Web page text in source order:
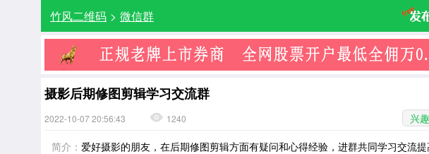
竹风二维码 > 微信群
摄影后期修图剪辑学习交流群
2022-10-07 20:56:43 1240
兴
简介： 爱好摄影的朋友，在后期修图剪辑方面有疑问和心得经验，进群共同学习交流提